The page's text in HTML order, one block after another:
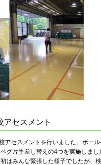
アセスメント
アセスメントを行いました。ボー
グ片手差し替えの4つを実施しまし
はみんな緊張した様子でしたが、